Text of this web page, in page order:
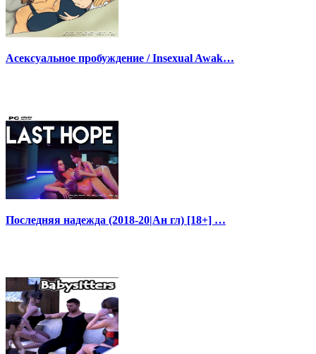
Асексуальное пробуждение / Insexual Awak…
Последняя надежда (2018-20|Ан гл) [18+] …